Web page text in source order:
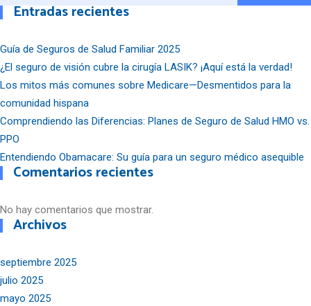
Entradas recientes
Guía de Seguros de Salud Familiar 2025
¿El seguro de visión cubre la cirugía LASIK? ¡Aquí está la verdad!
Los mitos más comunes sobre Medicare—Desmentidos para la
comunidad hispana
Comprendiendo las Diferencias: Planes de Seguro de Salud HMO vs.
PPO
Entendiendo Obamacare: Su guía para un seguro médico asequible
Comentarios recientes
No hay comentarios que mostrar.
Archivos
septiembre 2025
julio 2025
mayo 2025